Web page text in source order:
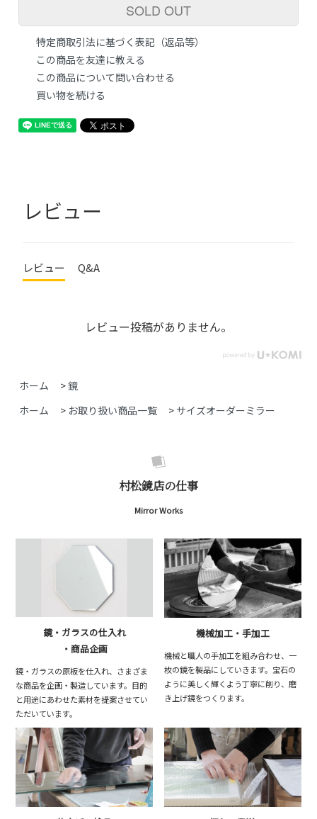
SOLD OUT
特定商取引法に基づく表記（返品等）
この商品を友達に教える
この商品について問い合わせる
買い物を続ける
レビュー
レビュー Q&A
レビュー投稿がありません。
ホーム >鏡
ホーム
> お取り扱い商品一覧 > サイズオーダーミラー
村松鏡店の仕事
Mirror Works
鏡・ガラスの仕入れ
・商品企画
鏡・ガラスの原板を仕入れ、さまざま
な商品を企画・製造しています。目的
と用途にあわせた素材を提案させてい
ただいています。
機械加工・手加工
機械と職人の手加工を組み合わせ、一
枚の鏡を製品にしていきます。宝石の
ように美しく輝くよう丁寧に削り、磨
き上げ鏡をつくります。